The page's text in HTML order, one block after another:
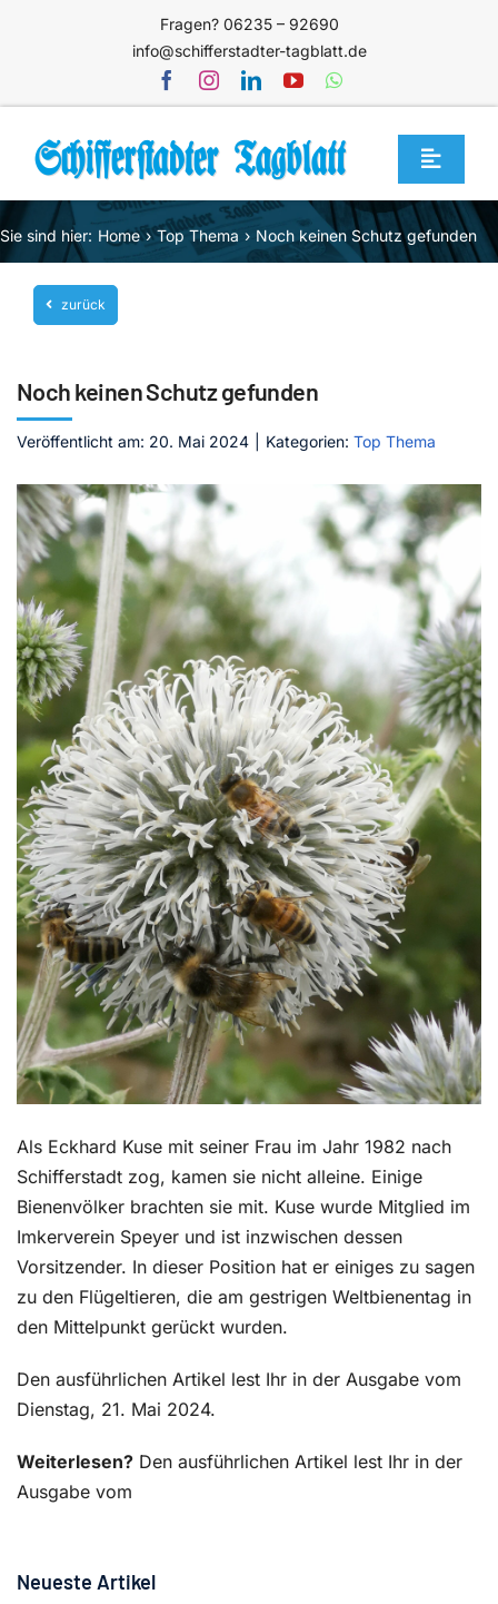
Fragen? 06235 – 92690
info@schifferstadter-tagblatt.de
Toggle
Home
Themen
Blog
Service
Mediathek
Jetzt abonnieren
Kontakt
Sie sind hier: Home Top Thema Noch keinen Schutz gefunden
zurück
Noch keinen Schutz gefunden
Veröffentlicht am: 20. Mai 2024 Kategorien: Top Thema
Als Eckhard Kuse mit seiner Frau im Jahr 1982 nach
Schifferstadt zog, kamen sie nicht alleine. Einige
Bienenvölker brachten sie mit. Kuse wurde Mitglied im
Imkerverein Speyer und ist inzwischen dessen
Vorsitzender. In dieser Position hat er einiges zu sagen
zu den Flügeltieren, die am gestrigen Weltbienentag in
den Mittelpunkt gerückt wurden.
Den ausführlichen Artikel lest Ihr in der Ausgabe vom
Dienstag, 21. Mai 2024.
Weiterlesen? Den ausführlichen Artikel lest Ihr in der
Ausgabe vom
Neueste Artikel